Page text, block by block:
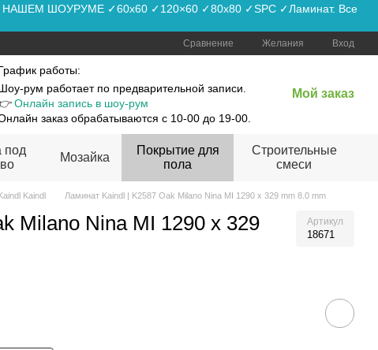
НАШЕМ ШОУРУМЕ ✓60x60 ✓120×60 ✓80x80 ✓SPC ✓Ламинат. Все
Сравнение Желания Вход
работы:
рум работает по предварительной записи.
Онлайн запись в шоу-рум
заказ обрабатываются с 10-00 до 19-00.
Мой заказ
под
Мозайка
Покрытие для
пола
Строительные
смеси
Kaindl Ламинат Kaindl | K2587 Oak Milano Nina MI 1290 x 329 mm 8.0 mm
Milano Nina MI 1290 x 329
Артикул
18671